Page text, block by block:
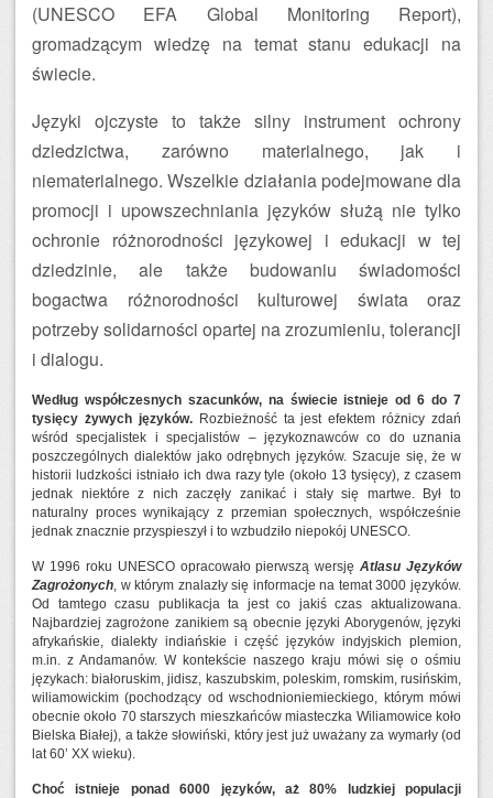
(UNESCO EFA Global Monitoring Report),
gromadzącym wiedzę na temat stanu edukacji na
świecie.
Języki ojczyste to także silny instrument ochrony
dziedzictwa, zarówno materialnego, jak i
niematerialnego. Wszelkie działania podejmowane dla
promocji i upowszechniania języków służą nie tylko
ochronie różnorodności językowej i edukacji w tej
dziedzinie, ale także budowaniu świadomości
bogactwa różnorodności kulturowej świata oraz
potrzeby solidarności opartej na zrozumieniu, tolerancji
i dialogu.
Według współczesnych szacunków, na świecie istnieje od 6 do 7
tysięcy żywych języków.Rozbieżność ta jest efektem różnicy zdań
wśród specjalistek i specjalistów – językoznawców co do uznania
poszczególnych dialektów jako odrębnych języków. Szacuje się, że w
historii ludzkości istniało ich dwa razy tyle (około 13 tysięcy), z czasem
jednak niektóre z nich zaczęły zanikać i stały się martwe. Był to
naturalny proces wynikający z przemian społecznych, współcześnie
jednak znacznie przyspieszył i to wzbudziło niepokój UNESCO.
W 1996 roku UNESCO opracowało pierwszą wersję Atlasu Języków
Zagrożonych, w którym znalazły się informacje na temat 3000 języków.
Od tamtego czasu publikacja ta jest co jakiś czas aktualizowana.
Najbardziej zagrożone zanikiem są obecnie języki Aborygenów, języki
afrykańskie, dialekty indiańskie i część języków indyjskich plemion,
m.in. z Andamanów. W kontekście naszego kraju mówi się o ośmiu
językach: białoruskim, jidisz, kaszubskim, poleskim, romskim, rusińskim,
wiliamowickim (pochodzący od wschodnioniemieckiego, którym mówi
obecnie około 70 starszych mieszkańców miasteczka Wiliamowice koło
Bielska Białej), a także słowiński, który jest już uważany za wymarły (od
lat 60’ XX wieku).
Choć istnieje ponad 6000 języków, aż 80% ludzkiej populacji